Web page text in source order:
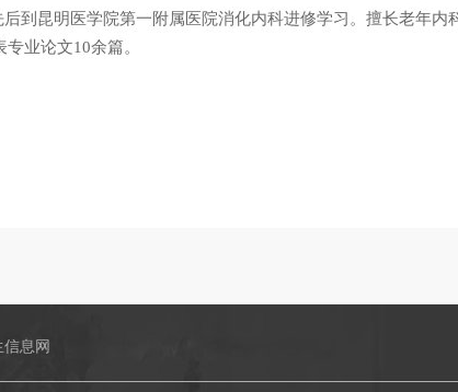
到昆明医学院第一附属医院消化内科进修学习。擅长老年内
业论文10余篇。
息网